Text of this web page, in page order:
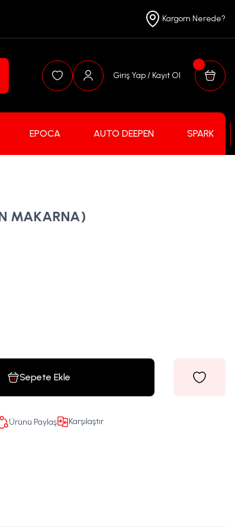
Kargom Nerede?
Giriş Yap / Kayıt Ol
EPOCA AUTO DEEPEN SPARK
MAKARNA)
Sepete Ekle
Ürünü Paylaş Karşılaştır